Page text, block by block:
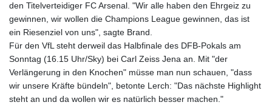
den Titelverteidiger FC Arsenal. "Wir alle haben den Ehrgeiz zu
gewinnen, wir wollen die Champions League gewinnen, das ist
ein Riesenziel von uns", sagte Brand.
Für den VfL steht derweil das Halbfinale des DFB-Pokals am
Sonntag (16.15 Uhr/Sky) bei Carl Zeiss Jena an. Mit "der
Verlängerung in den Knochen" müsse man nun schauen, "dass
wir unsere Kräfte bündeln", betonte Lerch: "Das nächste Highlight
steht an und da wollen wir es natürlich besser machen."